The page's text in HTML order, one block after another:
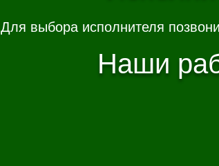
Для выбора исполнителя
Наши